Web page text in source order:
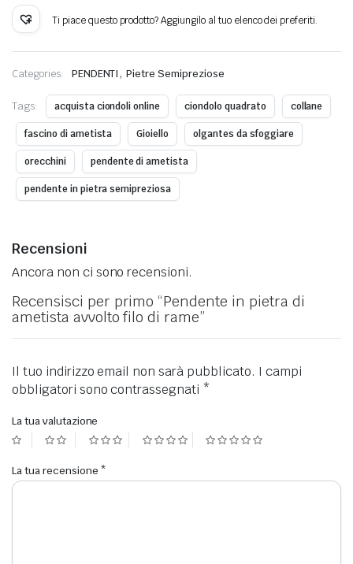
ametista
avvolto
di
rame
quantità
Ti piace questo prodotto? Aggiungilo al tuo elenco dei preferiti.
Categories: PENDENTI ,Pietre Semipreziose
Tags: acquista ciondoli online ciondolo quadrato collane
fascino di ametista Gioiello olgantes da sfoggiare
orecchini pendente di ametista
pendente in pietra semipreziosa
Recensioni
Ancora non ci sono recensioni.
Recensisci per primo “Pendente in pietra di
ametista avvolto filo di rame”
Il tuo indirizzo email non sarà pubblicato. I campi
obbligatori sono contrassegnati *
La tua valutazione
La tua recensione *